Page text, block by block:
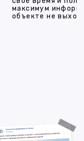
максимум
объекте не